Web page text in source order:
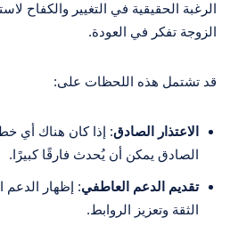
الرغبة الحقيقية في التغيير والكفاح
الزوجة تفكر في العودة.
قد تشتمل هذه اللحظات على:
الاعتذار الصادق: إذا كان هناك أي
الصادق يمكن أن يُحدث فارقًا كبيرًا.
تقديم الدعم العاطفي: إظهار الدعم
الثقة وتعزيز الروابط.